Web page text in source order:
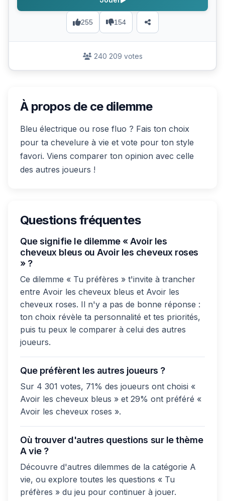
255 154
240 209 votes
À propos de ce dilemme
Bleu électrique ou rose fluo ? Fais ton choix
pour ta chevelure à vie et vote pour ton style
favori. Viens comparer ton opinion avec celle
des autres joueurs !
Questions fréquentes
Que signifie le dilemme « Avoir les
cheveux bleus ou Avoir les cheveux roses
» ?
Ce dilemme « Tu préfères » t'invite à trancher
entre Avoir les cheveux bleus et Avoir les
cheveux roses. Il n'y a pas de bonne réponse :
ton choix révèle ta personnalité et tes priorités,
puis tu peux le comparer à celui des autres
joueurs.
Que préfèrent les autres joueurs ?
Sur 4 301 votes, 71% des joueurs ont choisi «
Avoir les cheveux bleus » et 29% ont préféré «
Avoir les cheveux roses ».
Où trouver d'autres questions sur le thème
A vie ?
Découvre d'autres dilemmes de la catégorie A
vie, ou explore toutes les questions « Tu
préfères » du jeu pour continuer à jouer.